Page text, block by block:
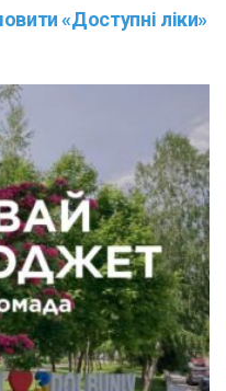
«Доступні ліки»